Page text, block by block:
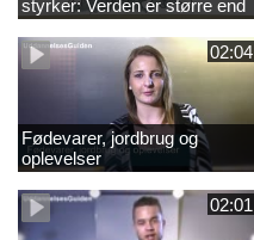
styrker: Verden er større end
dig og du bidrager til den
02:04
Fødevarer, jordbrug og
oplevelser
02:01